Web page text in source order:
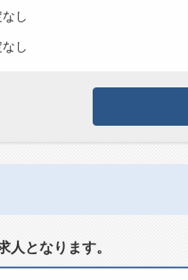
し
し
人となります。